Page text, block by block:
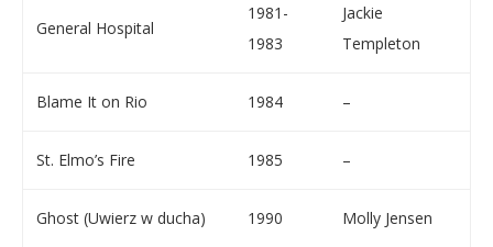
General Hospital
1981-
1983
Jackie
Templeton
Blame It on Rio 1984 –
St. Elmo’s Fire 1985 –
Ghost (Uwierz w ducha) 1990 Molly Jensen